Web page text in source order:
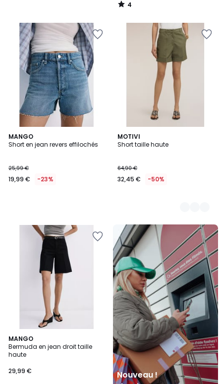
4
/
MANGO
Short en jean revers effilochés
25,99 €
19,99 € -23%
MOTIVI
Short taille haute
64,90 €
32,45 € -50%
3
Couleurs
MANGO
Bermuda en jean droit taille
haute
29,99 €
Nouveau !
Nouveau
Livraison
en
Locker
Mondial
Relay